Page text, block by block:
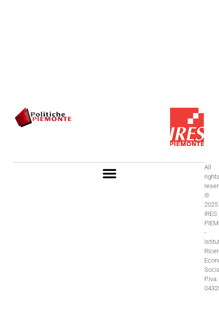
All
©
2025
IRES
-
P.iva.